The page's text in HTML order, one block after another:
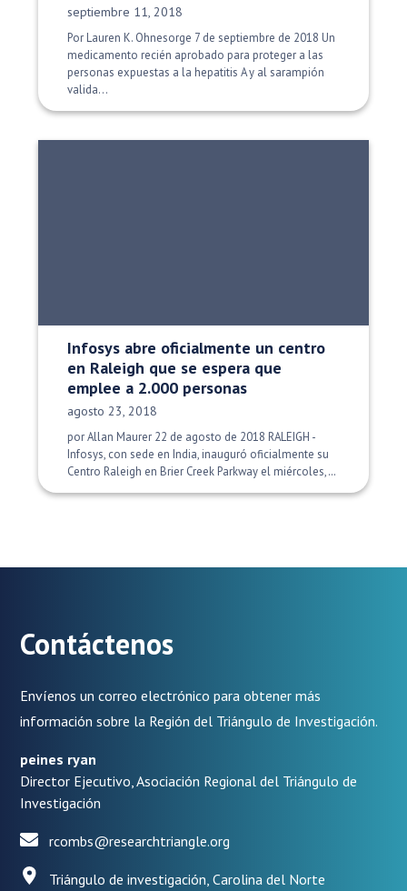
Fecha de publicación:
septiembre 11, 2018
Por Lauren K. Ohnesorge 7 de septiembre de 2018 Un
medicamento recién aprobado para proteger a las
personas expuestas a la hepatitis A y al sarampión
valida...
Infosys abre oficialmente un centro
en Raleigh que se espera que
emplee a 2.000 personas
Fecha de publicación:
agosto 23, 2018
por Allan Maurer 22 de agosto de 2018 RALEIGH -
Infosys, con sede en India, inauguró oficialmente su
Centro Raleigh en Brier Creek Parkway el miércoles,…
Contáctenos
Envíenos un correo electrónico para obtener más
información sobre la Región del Triángulo de Investigación.
peines ryan
Director Ejecutivo, Asociación Regional del Triángulo de
Investigación
rcombs@researchtriangle.org
Triángulo de investigación, Carolina del Norte